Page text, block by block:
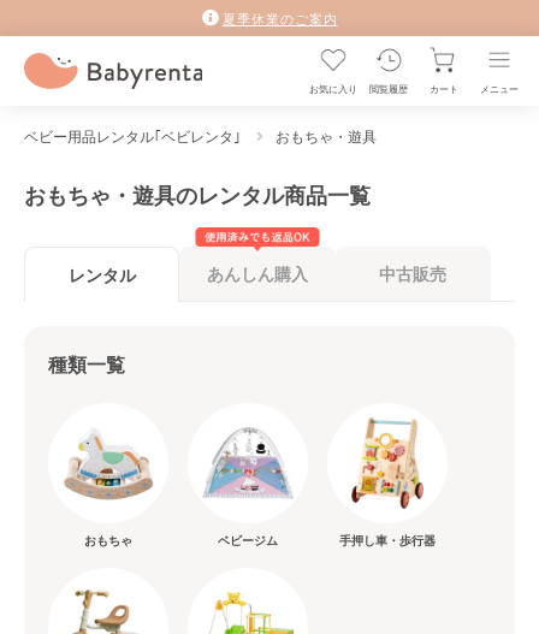
夏季休業のご案内
お気に入り 閲覧履歴 カート メニュー
ベビー用品レンタル｢ベビレンタ｣ おもちゃ・遊具
おもちゃ・遊具のレンタル商品一覧
レンタル あんしん購入 中古販売
種類一覧
おもちゃ ベビージム 手押し車・歩行器